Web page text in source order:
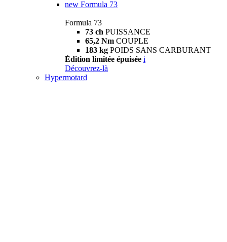
new Formula 73
Formula 73
73 ch PUISSANCE
65,2 Nm COUPLE
183 kg POIDS SANS CARBURANT
Édition limitée épuisée i
Découvrez-là
Hypermotard